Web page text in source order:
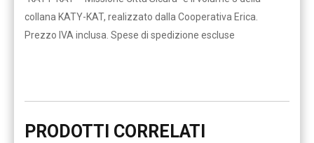
collana KATY-KAT, realizzato dalla Cooperativa Erica.
Prezzo IVA inclusa. Spese di spedizione escluse
PRODOTTI CORRELATI